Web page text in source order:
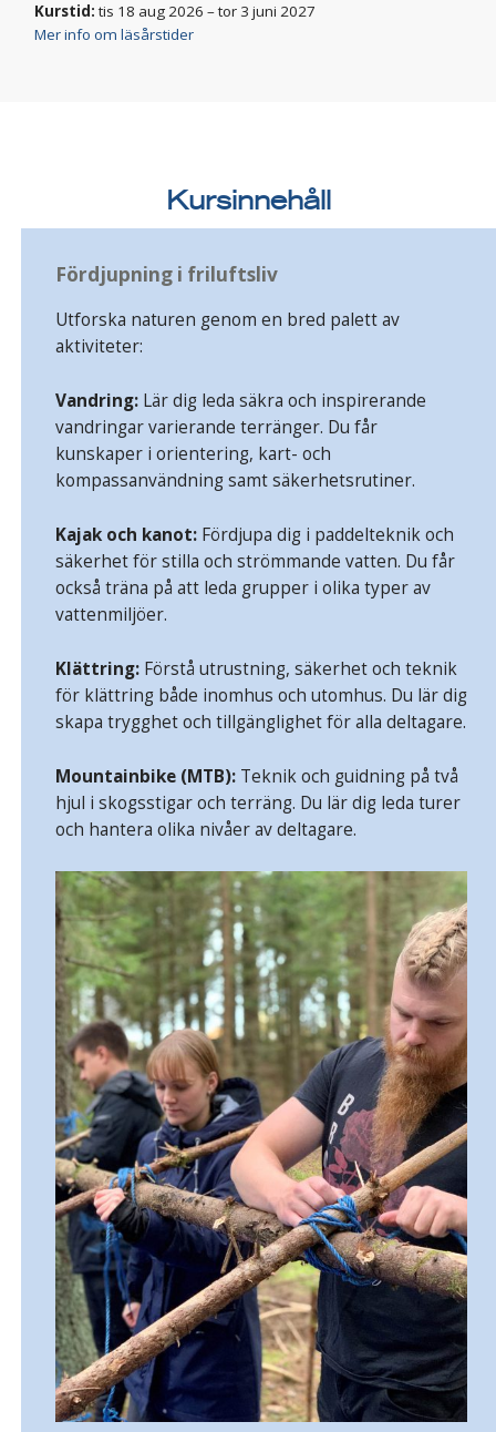
Kurstid: tis 18 aug 2026 – tor 3 juni 2027
Mer info om läsårstider
Kursinnehåll
Fördjupning i friluftsliv
Utforska naturen genom en bred palett av
aktiviteter:
Vandring:Lär dig leda säkra och inspirerande
vandringar varierande terränger. Du får
kunskaper i orientering, kart- och
kompassanvändning samt säkerhetsrutiner.
Kajak och kanot:Fördjupa dig i paddelteknik och
säkerhet för stilla och strömmande vatten. Du får
också träna på att leda grupper i olika typer av
vattenmiljöer.
Klättring:Förstå utrustning, säkerhet och teknik
för klättring både inomhus och utomhus. Du lär dig
skapa trygghet och tillgänglighet för alla deltagare.
Mountainbike (MTB):Teknik och guidning på två
hjul i skogsstigar och terräng. Du lär dig leda turer
och hantera olika nivåer av deltagare.